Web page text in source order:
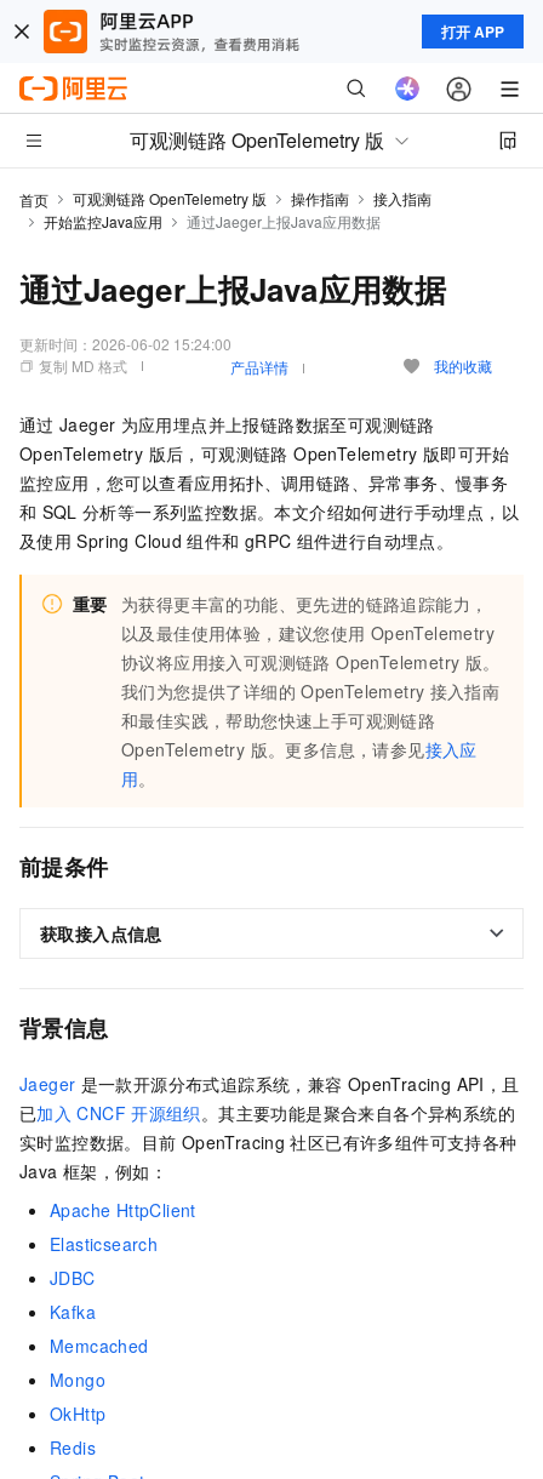
打开 APP
可观测链路 OpenTelemetry 版
首页 可观测链路 OpenTelemetry 版 操作指南
接入指南
开始监控Java应用
通过Jaeger上报Java应用数据
通过Jaeger上报Java应用数据
更新时间： 2026-06-02 15:24:00
复制 MD 格式
产品详情 我的收藏
通过 Jaeger 为应用埋点并上报链路数据至可观测链路
OpenTelemetry 版后， 可观测链路 OpenTelemetry 版即可开始
监控应用，您可以查看应用拓扑、调用链路、异常事务、慢事务
和 SQL 分析等一系列监控数据。本文介绍如何进行手动埋点，以
及使用 Spring Cloud 组件和 gRPC 组件进行自动埋点。
重要
为获得更丰富的功能、更先进的链路追踪能力，
以及最佳使用体验，建议您使用 OpenTelemetry
协议将应用接入可观测链路 OpenTelemetry 版。
我们为您提供了详细的 OpenTelemetry 接入指南
和最佳实践，帮助您快速上手可观测链路
OpenTelemetry 版。更多信息，请参见接入应
用。
前提条件
获取接入点信息
背景信息
Jaeger 是一款开源分布式追踪系统，兼容 OpenTracing API，且
已加入 CNCF 开源组织。其主要功能是聚合来自各个异构系统的
实时监控数据。目前 OpenTracing 社区已有许多组件可支持各种
Java 框架，例如：
Apache HttpClient
Elasticsearch
JDBC
Kafka
Memcached
Mongo
OkHttp
Redis